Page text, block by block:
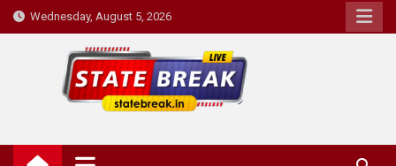
Skip
to
Wednesday, August 5, 2026
State Break